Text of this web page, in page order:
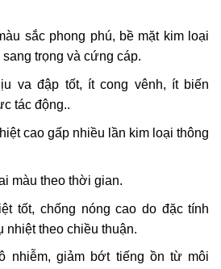
sắc phong phú, bề mặt kim loại
trọng và cứng cáp.
va đập tốt, ít cong vênh, ít biến
tác động..
cao gấp nhiều lần kim loại thông
màu theo thời gian.
tốt, chống nóng cao do đặc tính
nhiệt theo chiều thuận.
nhiễm, giảm bớt tiếng ồn từ môi